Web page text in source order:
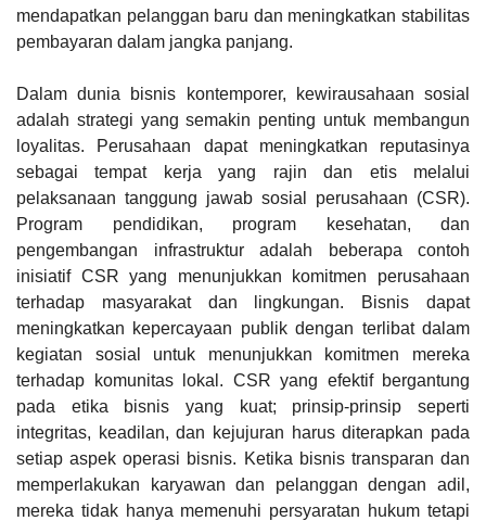
mendapatkan pelanggan baru dan meningkatkan stabilitas
pembayaran dalam jangka panjang.
Dalam dunia bisnis kontemporer, kewirausahaan sosial
adalah strategi yang semakin penting untuk membangun
loyalitas. Perusahaan dapat meningkatkan reputasinya
sebagai tempat kerja yang rajin dan etis melalui
pelaksanaan tanggung jawab sosial perusahaan (CSR).
Program pendidikan, program kesehatan, dan
pengembangan infrastruktur adalah beberapa contoh
inisiatif CSR yang menunjukkan komitmen perusahaan
terhadap masyarakat dan lingkungan. Bisnis dapat
meningkatkan kepercayaan publik dengan terlibat dalam
kegiatan sosial untuk menunjukkan komitmen mereka
terhadap komunitas lokal. CSR yang efektif bergantung
pada etika bisnis yang kuat; prinsip-prinsip seperti
integritas, keadilan, dan kejujuran harus diterapkan pada
setiap aspek operasi bisnis. Ketika bisnis transparan dan
memperlakukan karyawan dan pelanggan dengan adil,
mereka tidak hanya memenuhi persyaratan hukum tetapi